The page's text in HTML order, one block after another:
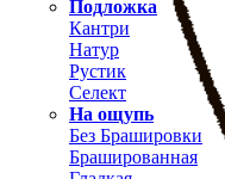
Подложка
Кантри
Натур
Рустик
Селект
На ощупь
Без Брашировки
Брашированная